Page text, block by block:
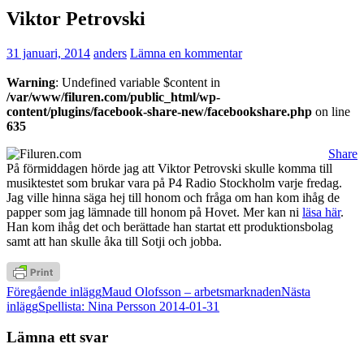
Viktor Petrovski
31 januari, 2014 anders Lämna en kommentar
Warning: Undefined variable $content in
/var/www/filuren.com/public_html/wp-
content/plugins/facebook-share-new/facebookshare.php on line
635
Share
På förmiddagen hörde jag att Viktor Petrovski skulle komma till
musiktestet som brukar vara på P4 Radio Stockholm varje fredag.
Jag ville hinna säga hej till honom och fråga om han kom ihåg de
papper som jag lämnade till honom på Hovet. Mer kan ni läsa här.
Han kom ihåg det och berättade han startat ett produktionsbolag
samt att han skulle åka till Sotji och jobba.
Inläggsnavigering
Föregående inläggMaud Olofsson – arbetsmarknadenNästa
inläggSpellista: Nina Persson 2014-01-31
Lämna ett svar